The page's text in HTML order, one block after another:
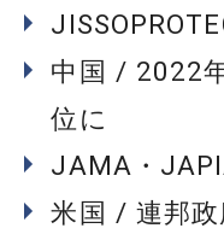
中国 / 2022
位に
JAMA・
米国 / 連邦